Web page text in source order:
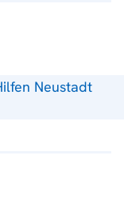
Neustadt